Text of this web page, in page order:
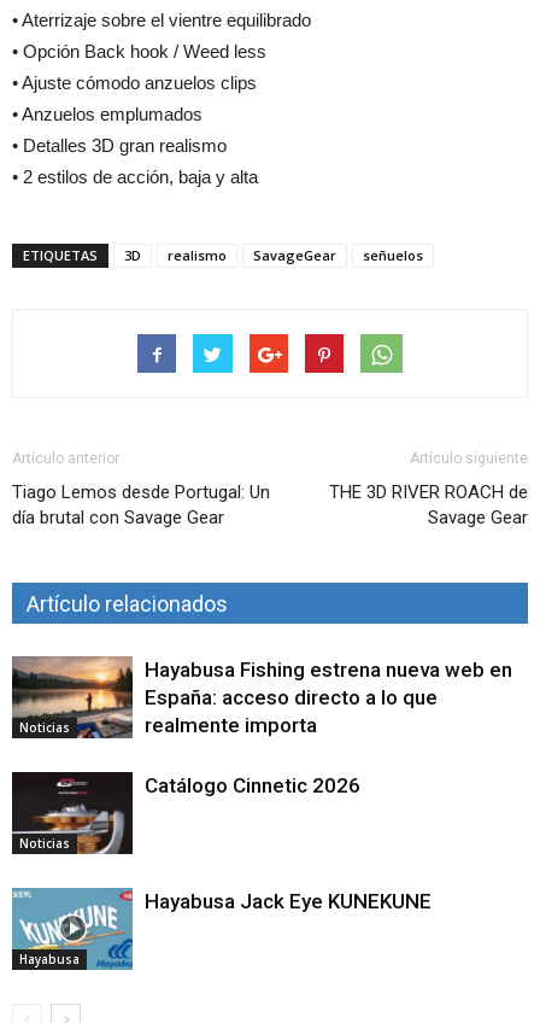
• Aterrizaje sobre el vientre equilibrado
• Opción Back hook / Weed less
• Ajuste cómodo anzuelos clips
• Anzuelos emplumados
• Detalles 3D gran realismo
• 2 estilos de acción, baja y alta
ETIQUETAS 3D realismo SavageGear señuelos
Artículo anterior
Tiago Lemos desde Portugal: Un
día brutal con Savage Gear
Artículo siguiente
THE 3D RIVER ROACH de
Savage Gear
Artículo relacionados
Noticias
Hayabusa Fishing estrena nueva web en
España: acceso directo a lo que
realmente importa
Noticias
Catálogo Cinnetic 2026
Hayabusa
Hayabusa Jack Eye KUNEKUNE